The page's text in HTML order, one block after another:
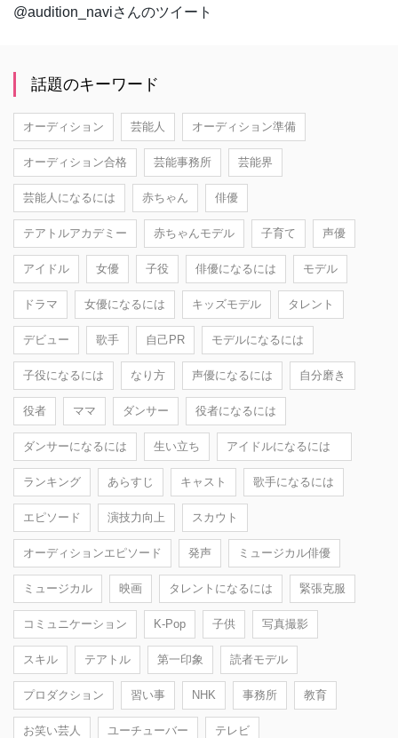
@audition_naviさんのツイート
話題のキーワード
オーディション 芸能人 オーディション準備
オーディション合格 芸能事務所 芸能界
芸能人になるには 赤ちゃん 俳優
テアトルアカデミー 赤ちゃんモデル 子育て 声優
アイドル 女優 子役 俳優になるには モデル
ドラマ 女優になるには キッズモデル タレント
デビュー 歌手 自己PR モデルになるには
子役になるには なり方 声優になるには 自分磨き
役者 ママ ダンサー 役者になるには
ダンサーになるには 生い立ち アイドルになるには
ランキング あらすじ キャスト 歌手になるには
エピソード 演技力向上 スカウト
オーディションエピソード 発声 ミュージカル俳優
ミュージカル 映画 タレントになるには 緊張克服
コミュニケーション K-Pop 子供 写真撮影
スキル テアトル 第一印象 読者モデル
プロダクション 習い事 NHK 事務所 教育
お笑い芸人 ユーチューバー テレビ